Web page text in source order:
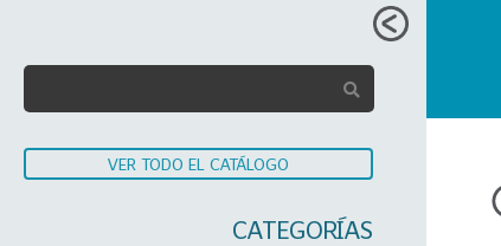
VER TODO EL CATÁLOGO
CATEGORÍAS